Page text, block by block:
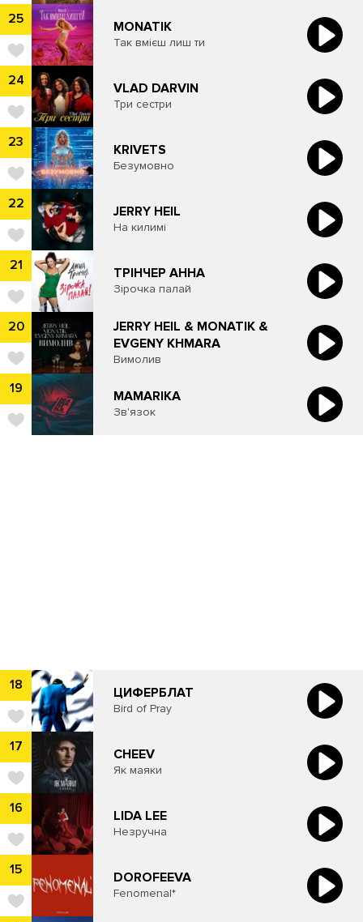
25 MONATIK
Так вмієш лиш ти
24 VLAD DARVIN
Три сестри
23 KRIVETS
Безумовно
22 JERRY HEIL
На килимі
21 ТРІНЧЕР АННА
Зірочка палай
20
JERRY HEIL & MONATIK &
EVGENY KHMARA
Вимолив
19 MAMARIKA
Зв'язок
18 ЦИФЕРБЛАТ
Bird of Pray
17 CHEEV
Як маяки
16 ​LIDA LEE
Незручна
15 DOROFEEVA
Fenomenal*